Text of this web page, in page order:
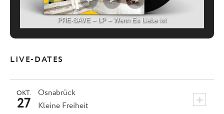
PRE-SAVE – LP – Wenn Es Liebe ist
LIVE-DATES
Osnabrück +
OKT.
27 Kleine Freiheit